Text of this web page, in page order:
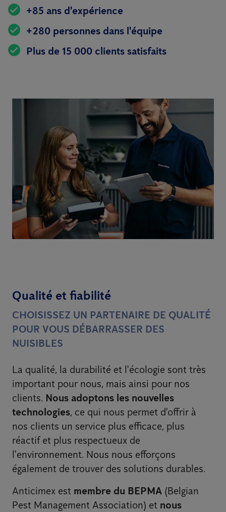
+85 ans d'expérience
+280 personnes dans l'équipe
Plus de 15 000 clients satisfaits
Qualité et fiabilité
CHOISISSEZ UN PARTENAIRE DE QUALITÉ
POUR VOUS DÉBARRASSER DES
NUISIBLES
La qualité, la durabilité et l'écologie sont très
important pour nous, mais ainsi pour nos
clients. Nous adoptons les nouvelles
technologies, ce qui nous permet d'offrir à
nos clients un service plus efficace, plus
réactif et plus respectueux de
l'environnement. Nous nous efforçons
également de trouver des solutions durables.
Anticimex est membre du BEPMA (Belgian
Pest Management Association) et nous